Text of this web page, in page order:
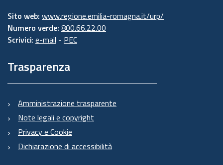
Sito web: www.regione.emilia-romagna.it/urp/
Numero verde: 800.66.22.00
Scrivici: e-mail - PEC
Trasparenza
Amministrazione trasparente
Note legali e copyright
Privacy e Cookie
Dichiarazione di accessibilità